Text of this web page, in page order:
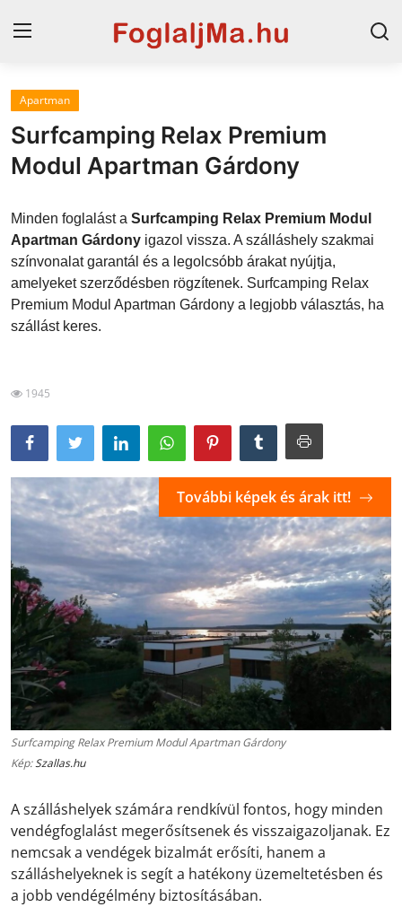
Horvát tengerpart
Magyarország
Szállások a Balatonon
Szállások Hajdúszoboszlón
Blog
Apartman
Surfcamping Relax Premium
Modul Apartman Gárdony
Minden foglalást a Surfcamping Relax Premium Modul
Apartman Gárdony igazol vissza. A szálláshely szakmai
színvonalat garantál és a legolcsóbb árakat nyújtja,
amelyeket szerződésben rögzítenek. Surfcamping Relax
Premium Modul Apartman Gárdony a legjobb választás, ha
szállást keres.
1945
Surfcamping Relax Premium Modul Apartman Gárdony
Kép:Szallas.hu
További képek és árak itt!
A szálláshelyek számára rendkívül fontos, hogy minden
vendégfoglalást megerősítsenek és visszaigazoljanak. Ez
nemcsak a vendégek bizalmát erősíti, hanem a
szálláshelyeknek is segít a hatékony üzemeltetésben és
a jobb vendégélmény biztosításában.